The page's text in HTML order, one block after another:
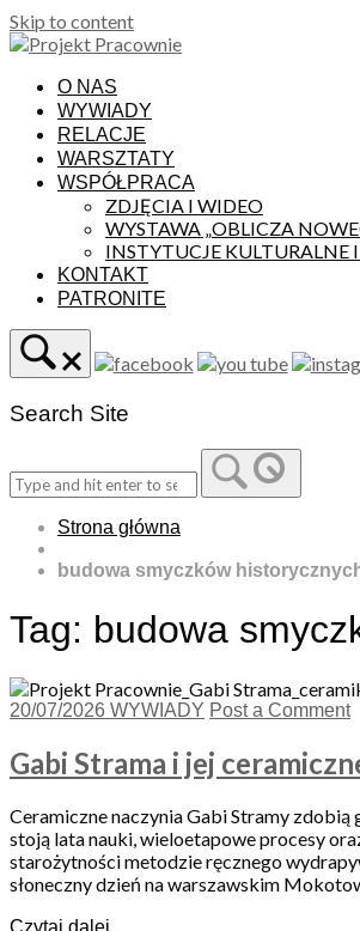
Skip to content
O NAS
WYWIADY
RELACJE
WARSZTATY
WSPÓŁPRACA
ZDJĘCIA I WIDEO
WYSTAWA „OBLICZA
INSTYTUCJE KULTURALNE
KONTAKT
PATRONITE
Search Site
Strona główna
budowa smyczków
Tag: budowa
20/07/2026 WYWIADY Post a Comment
Gabi Strama i jej
Ceramiczne naczynia Gabi Stramy
stoją lata nauki, wieloetapowe procesy
starożytności metodzie ręcznego
słoneczny dzień na warszawskim